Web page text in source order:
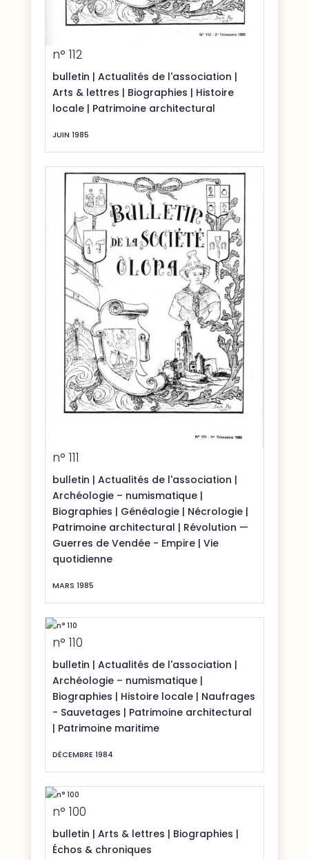
n° 112
bulletin | Actualités de l'association |
Arts & lettres | Biographies | Histoire
locale| Patrimoine architectural
JUIN 1985
n° 111
bulletin | Actualités de l'association |
Archéologie – numismatique|
Biographies | Généalogie| Nécrologie|
Patrimoine architectural | Révolution —
Guerres de Vendée - Empire| Vie
quotidienne
MARS 1985
n° 110
bulletin | Actualités de l'association |
Archéologie – numismatique|
Biographies | Histoire locale| Naufrages
- Sauvetages | Patrimoine architectural
| Patrimoine maritime
DÉCEMBRE 1984
n° 100
bulletin | Arts & lettres | Biographies |
Échos & chroniques